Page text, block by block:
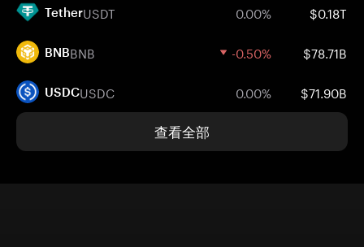
TetherUSDT 0.00% $0.18T
BNBBNB -0.50% $78.71B
USDCUSDC 0.00% $71.90B
查看全部